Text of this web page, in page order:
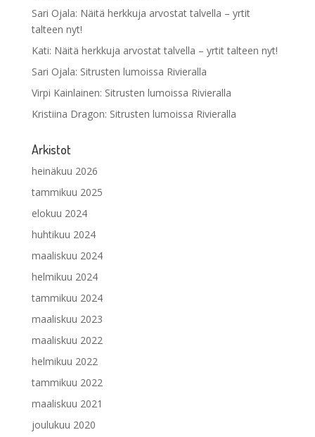
Sari Ojala: Näitä herkkuja arvostat talvella – yrtit
talteen nyt!
Kati: Näitä herkkuja arvostat talvella – yrtit talteen nyt!
Sari Ojala: Sitrusten lumoissa Rivieralla
Virpi Kainlainen: Sitrusten lumoissa Rivieralla
Kristiina Dragon: Sitrusten lumoissa Rivieralla
Arkistot
heinäkuu 2026
tammikuu 2025
elokuu 2024
huhtikuu 2024
maaliskuu 2024
helmikuu 2024
tammikuu 2024
maaliskuu 2023
maaliskuu 2022
helmikuu 2022
tammikuu 2022
maaliskuu 2021
joulukuu 2020